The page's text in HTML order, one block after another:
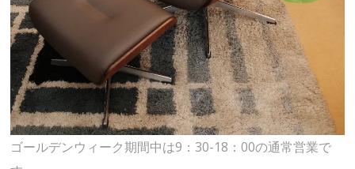
ゴールデンウィーク期間中は9：30-18：00の通常営業で